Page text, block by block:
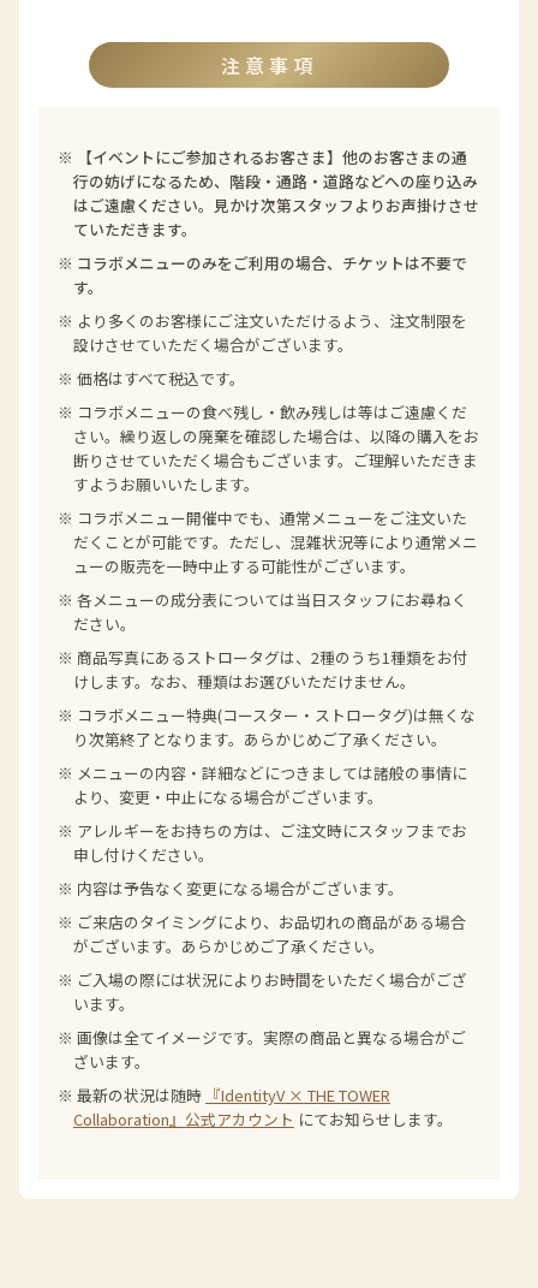
注意事項
※
【イベントにご参加されるお客さま】他のお客さまの通
行の妨げになるため、階段・通路・道路などへの座り込み
はご遠慮ください。見かけ次第スタッフよりお声掛けさせ
ていただきます。
※ コラボメニューのみをご利用の場合、チケットは不要で
す。
※ より多くのお客様にご注文いただけるよう、注文制限を
設けさせていただく場合がございます。
※ 価格はすべて税込です。
※ コラボメニューの食べ残し・飲み残しは等はご遠慮くだ
さい。繰り返しの廃棄を確認した場合は、以降の購入をお
断りさせていただく場合もございます。ご理解いただきま
すようお願いいたします。
※ コラボメニュー開催中でも、通常メニューをご注文いた
だくことが可能です。ただし、混雑状況等により通常メニ
ューの販売を一時中止する可能性がございます。
※ 各メニューの成分表については当日スタッフにお尋ねく
ださい。
※ 商品写真にあるストロータグは、2種のうち1種類をお付
けします。なお、種類はお選びいただけません。
※ コラボメニュー特典(コースター・ストロータグ)は無くな
り次第終了となります。あらかじめご了承ください。
※ メニューの内容・詳細などにつきましては諸般の事情に
より、変更・中止になる場合がございます。
※ アレルギーをお持ちの方は、ご注文時にスタッフまでお
申し付けください。
※ 内容は予告なく変更になる場合がございます。
※ ご来店のタイミングにより、お品切れの商品がある場合
がございます。あらかじめご了承ください。
※ ご入場の際には状況によりお時間をいただく場合がござ
います。
※ 画像は全てイメージです。実際の商品と異なる場合がご
ざいます。
※ 最新の状況は随時 『IdentityV × THE TOWER
Collaboration』公式アカウント にてお知らせします。